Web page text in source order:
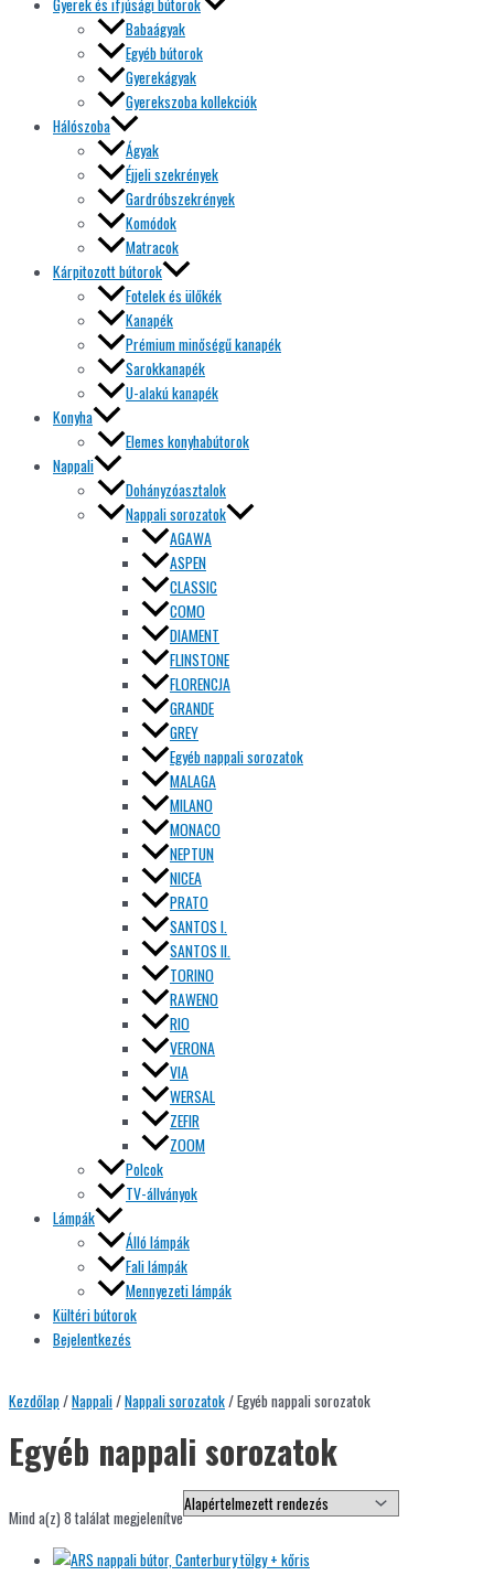
Gyerek és ifjúsági bútorok
Babaágyak
Egyéb bútorok
Gyerekágyak
Gyerekszoba kollekciók
Hálószoba
Ágyak
Éjjeli szekrények
Gardróbszekrények
Komódok
Matracok
Kárpitozott bútorok
Fotelek és ülőkék
Kanapék
Prémium minőségű kanapék
Sarokkanapék
U-alakú kanapék
Konyha
Elemes konyhabútorok
Nappali
Dohányzóasztalok
Nappali sorozatok
AGAWA
ASPEN
CLASSIC
COMO
DIAMENT
FLINSTONE
FLORENCJA
GRANDE
GREY
Egyéb nappali sorozatok
MALAGA
MILANO
MONACO
NEPTUN
NICEA
PRATO
SANTOS I.
SANTOS II.
TORINO
RAWENO
RIO
VERONA
VIA
WERSAL
ZEFIR
ZOOM
Polcok
TV-állványok
Lámpák
Álló lámpák
Fali lámpák
Mennyezeti lámpák
Kültéri bútorok
Bejelentkezés
Kezdőlap/Nappali/Nappali sorozatok/ Egyéb nappali sorozatok
Egyéb nappali sorozatok
Mind a(z) 8 találat megjelenítve